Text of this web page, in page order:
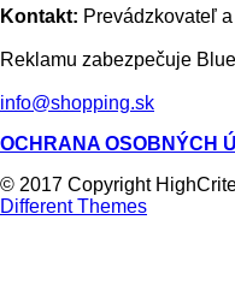
Kontakt: Prevádzkovateľ
Reklamu zabezpečuje
info@shopping.sk
OCHRANA OSOBNÝCH
© 2017 Copyright
Different Themes